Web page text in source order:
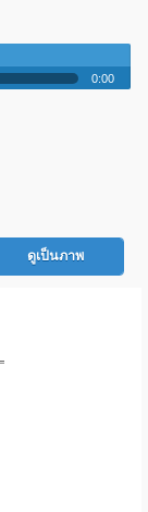
0:00
ดูเป็นภาพ